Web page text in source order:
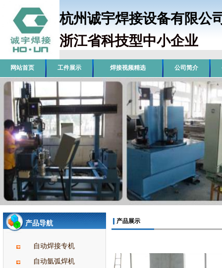
杭州诚宇焊接设备有
浙江省科技型中小企业
网站首页 工件展示 焊接视频精选 公司简介
产品导航
自动焊接专机
自动氩弧焊机
产品展示